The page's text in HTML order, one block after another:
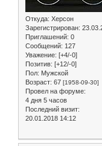
Откуда: Херсон
Зарегистрирован:
Приглашений: 0
Сообщений: 127
Уважение: [+4/-0]
Позитив: [+12/-0]
Пол: Мужской
Возраст: 67 [1958-09-30]
Провел на форуме:
4 дня 5 часов
Последний визит:
20.01.2018 14:12